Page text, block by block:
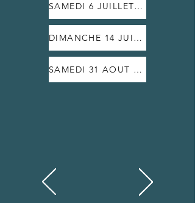
SAMEDI 6 JUILLET 2024
DIMANCHE 14 JUILLET 2024
SAMEDI 31 AOUT 2024